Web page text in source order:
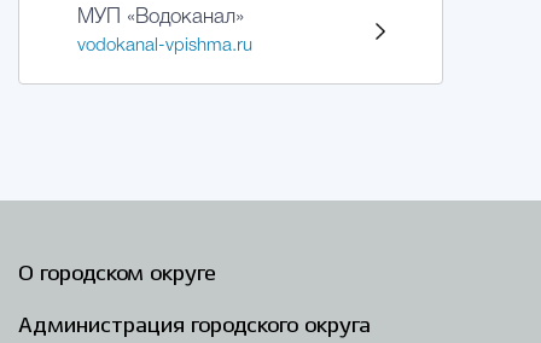
МУП «Водоканал»
vodokanal-vpishma.ru
О городском округе
Администрация городского округа